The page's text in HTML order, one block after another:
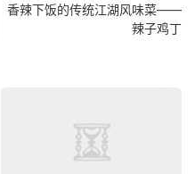
香辣下饭的传统江湖风味菜——
辣子鸡丁